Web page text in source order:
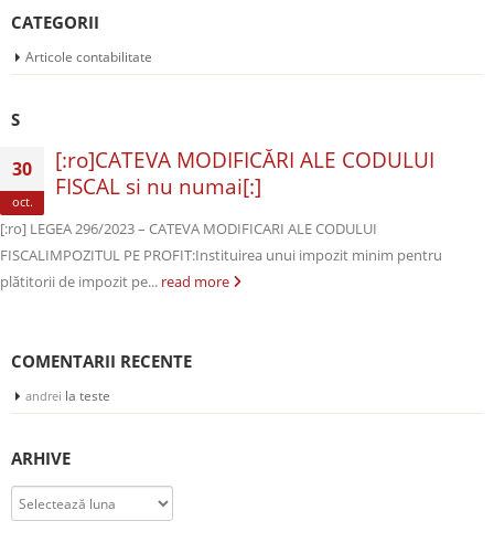
CATEGORII
Articole contabilitate
S
30
oct.
[:ro]CATEVA MODIFICĂRI ALE CODULUI
FISCAL si nu numai[:]
[:ro] LEGEA 296/2023 – CATEVA MODIFICARI ALE CODULUI
FISCALIMPOZITUL PE PROFIT:Instituirea unui impozit minim pentru
plătitorii de impozit pe... read more
COMENTARII RECENTE
andrei la teste
ARHIVE
Arhive